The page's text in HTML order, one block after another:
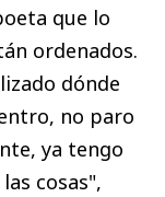
que lo
ordenados.
dónde
no paro
ya tengo
cosas",